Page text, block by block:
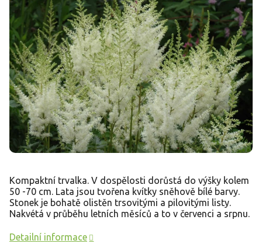
Kompaktní trvalka. V dospělosti dorůstá do výšky kolem
50 -70 cm. Lata jsou tvořena kvítky sněhově bílé barvy.
Stonek je bohatě olistěn trsovitými a pilovitými listy.
Nakvétá v průběhu letních měsíců a to v červenci a srpnu.
Detailní informace